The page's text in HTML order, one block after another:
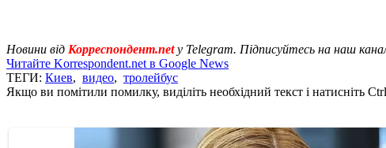
Новини від Корреспондент.net у Telegram. Підписуйтесь на наш
Читайте Korrespondent.net в Google News
ТЕГИ: Киев, видео, тролейбус
Якщо ви помітили помилку, виділіть необхідний текст і натисніть